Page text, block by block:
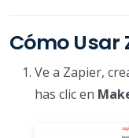
Cómo Usar
Ve a Zapier,
has clic en